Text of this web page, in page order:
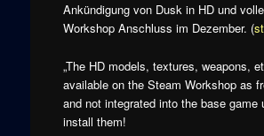
Ankündigung von Dusk in HD und
Workshop Anschluss im Dezember. (
„The HD models, textures, weapons,
available on the Steam Workshop as
and not integrated into the base game
install them!